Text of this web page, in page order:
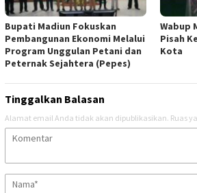
Bupati Madiun Fokuskan
Pembangunan Ekonomi Melalui
Program Unggulan Petani dan
Peternak Sejahtera (Pepes)
Wabup
Pisah
Kota
Tinggalkan Balasan
Alamat email Anda tidak akan dipublikasikan. Ruas